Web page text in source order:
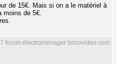
de 15€. Mais si on a le matériel à
moins de 5€.
forum électroménager bricovideo.com